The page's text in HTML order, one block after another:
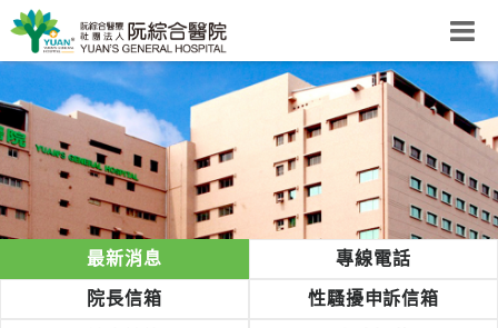
阮綜合醫院
粉絲團
網站導覽
Select Language ▼
回首頁
最新消息 專線電話
院長信箱 性騷擾申訴信箱